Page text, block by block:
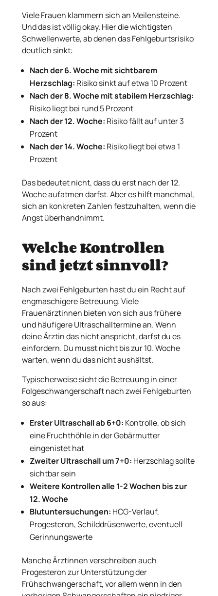
Viele Frauen klammern sich an Meilensteine.
Und das ist völlig okay. Hier die wichtigsten
Schwellenwerte, ab denen das Fehlgeburtsrisiko
deutlich sinkt:
Nach der 6. Woche mit sichtbarem
Herzschlag: Risiko sinkt auf etwa 10 Prozent
Nach der 8. Woche mit stabilem Herzschlag:
Risiko liegt bei rund 5 Prozent
Nach der 12. Woche: Risiko fällt auf unter 3
Prozent
Nach der 14. Woche: Risiko liegt bei etwa 1
Prozent
Das bedeutet nicht, dass du erst nach der 12.
Woche aufatmen darfst. Aber es hilft manchmal,
sich an konkreten Zahlen festzuhalten, wenn die
Angst überhandnimmt.
Welche Kontrollen
sind jetzt sinnvoll?
Nach zwei Fehlgeburten hast du ein Recht auf
engmaschigere Betreuung. Viele
Frauenärztinnen bieten von sich aus frühere
und häufigere Ultraschalltermine an. Wenn
deine Ärztin das nicht anspricht, darfst du es
einfordern. Du musst nicht bis zur 10. Woche
warten, wenn du das nicht aushältst.
Typischerweise sieht die Betreuung in einer
Folgeschwangerschaft nach zwei Fehlgeburten
so aus:
Erster Ultraschall ab 6+0: Kontrolle, ob sich
eine Fruchthöhle in der Gebärmutter
eingenistet hat
Zweiter Ultraschall um 7+0: Herzschlag sollte
sichtbar sein
Weitere Kontrollen alle 1-2 Wochen bis zur
12. Woche
Blutuntersuchungen: HCG-Verlauf,
Progesteron, Schilddrüsenwerte, eventuell
Gerinnungswerte
Manche Ärztinnen verschreiben auch
Progesteron zur Unterstützung der
Frühschwangerschaft, vor allem wenn in den